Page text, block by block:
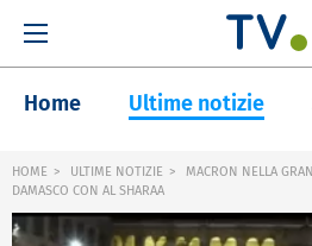
Home Ultime notizie
HOME ULTIME NOTIZIE
MACRON NELLA
DAMASCO CON AL SHARAA